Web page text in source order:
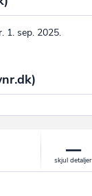
1. sep. 2025.